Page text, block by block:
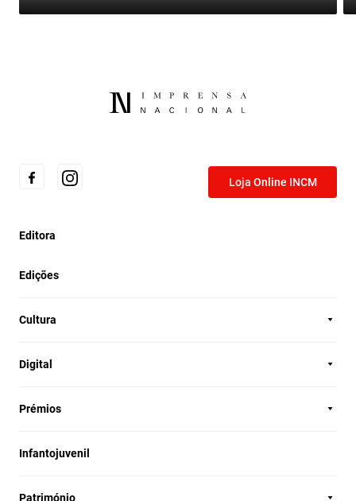
Loja Online INCM
Editora
Edições
Cultura
Digital
Prémios
Infantojuvenil
Património